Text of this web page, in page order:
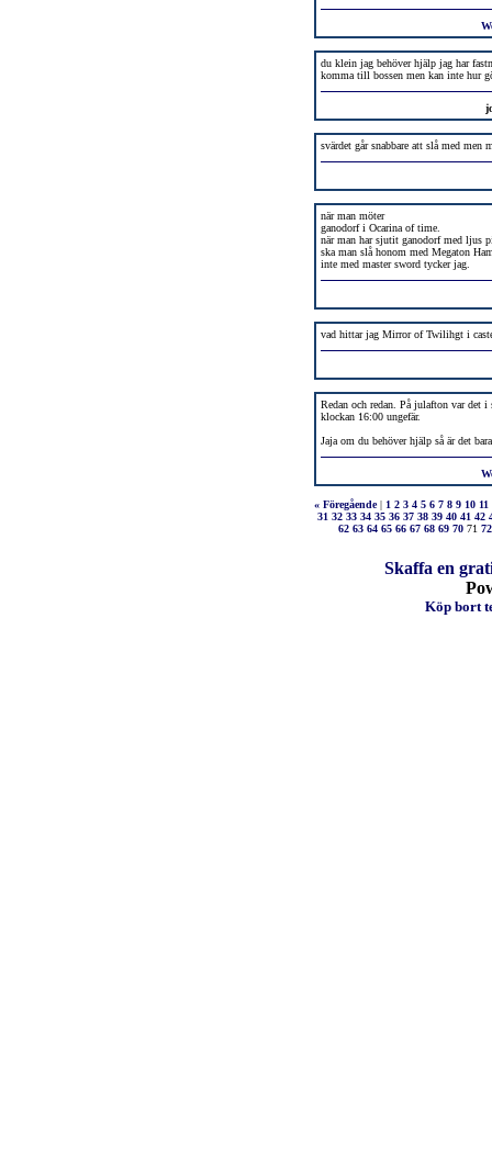
du klein jag behöver hjälp jag har
komma till bossen men kan inte hur
svärdet går snabbare att slå med men
när man möter
ganodorf i Ocarina of time.
när man har sjutit ganodorf med ljus
ska man slå honom med Megaton
inte med master sword tycker jag.
vad hittar jag Mirror of Twilihgt i
Redan och redan. På julafton var det
klockan 16:00 ungefär.
Jaja om du behöver hjälp så är det
« Föregående| 1 2 3 4 5 6 7 8 9 10 11
31 32 33 34 35 36 37 38 39 40 41 42
62 63 64 65 66 67 68 69 7071 72
Skaffa en
Köp bort